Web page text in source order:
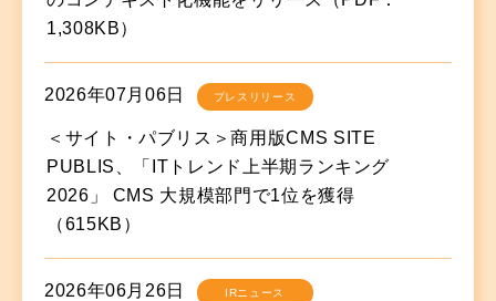
1,308KB）
2026年07月06日 プレスリリース
＜サイト・パブリス＞商用版CMS SITE
PUBLIS、「ITトレンド上半期ランキング
2026」 CMS 大規模部門で1位を獲得
（615KB）
2026年06月26日 IRニュース